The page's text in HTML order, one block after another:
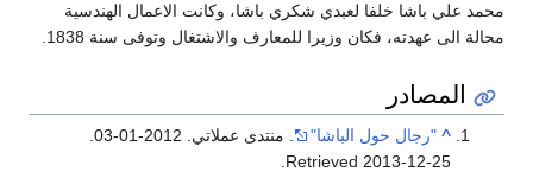
علي باشا خلفا لعبدي شكري باشا، وكانت الاعمال الهندسية
الى عهدته، فكان وزيرا للمعارف والاشتغال وتوفى سنة 1838.
المصادر
"رجال حول الباشا" . منتدى عملاتي. 2012-01-03
.
Retrieved 2013-12-25
.